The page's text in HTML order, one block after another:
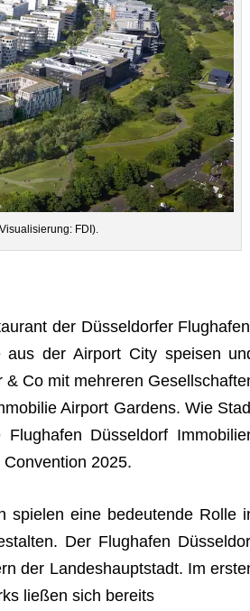
FDI).
der Düs­sel­dor­fer
aus der Air­port City spei­sen
Co mit meh­re­ren
Air­port Gar­dens. Wie
Düs­sel­dorf
2025.
spie­len eine bedeu­tende Rolle
Der Flug­ha­fen
der Lan­des­haupt­stadt. Im
lie­ßen sich bereits